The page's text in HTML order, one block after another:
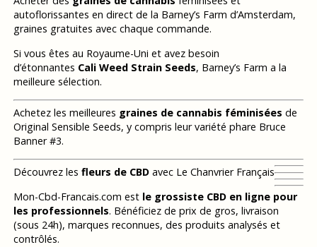
autoflorissantes en direct de la Barney’s Farm d’Amsterdam,
graines gratuites avec chaque commande.
Si vous êtes au Royaume-Uni et avez besoin
d’étonnantes Cali Weed Strain Seeds, Barney’s Farm a la
meilleure sélection.
Achetez les meilleures graines de cannabis féminisées de
Original Sensible Seeds, y compris leur variété phare Bruce
Banner #3.
Découvrez les fleurs de CBDavec Le Chanvrier Français
Mon-Cbd-Francais.com est le grossiste CBD en ligne pour
les professionnels. Bénéficiez de prix de gros, livraison
(sous 24h), marques reconnues, des produits analysés et
contrôlés.